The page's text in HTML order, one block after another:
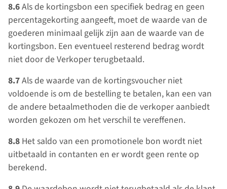
8.6Als de kortingsbon een specifiek bedrag en geen
percentagekorting aangeeft, moet de waarde van de
goederen minimaal gelijk zijn aan de waarde van de
kortingsbon. Een eventueel resterend bedrag wordt
niet door de Verkoper terugbetaald.
8.7Als de waarde van de kortingsvoucher niet
voldoende is om de bestelling te betalen, kan een van
de andere betaalmethoden die de verkoper aanbiedt
worden gekozen om het verschil te vereffenen.
8.8 Het saldo van een promotionele bon wordt niet
uitbetaald in contanten en er wordt geen rente op
berekend.